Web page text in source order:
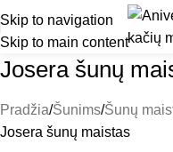
Skip to navigation
Skip to main content
Josera šunų
Pradžia Šunims Šunų
Josera šunų maistas